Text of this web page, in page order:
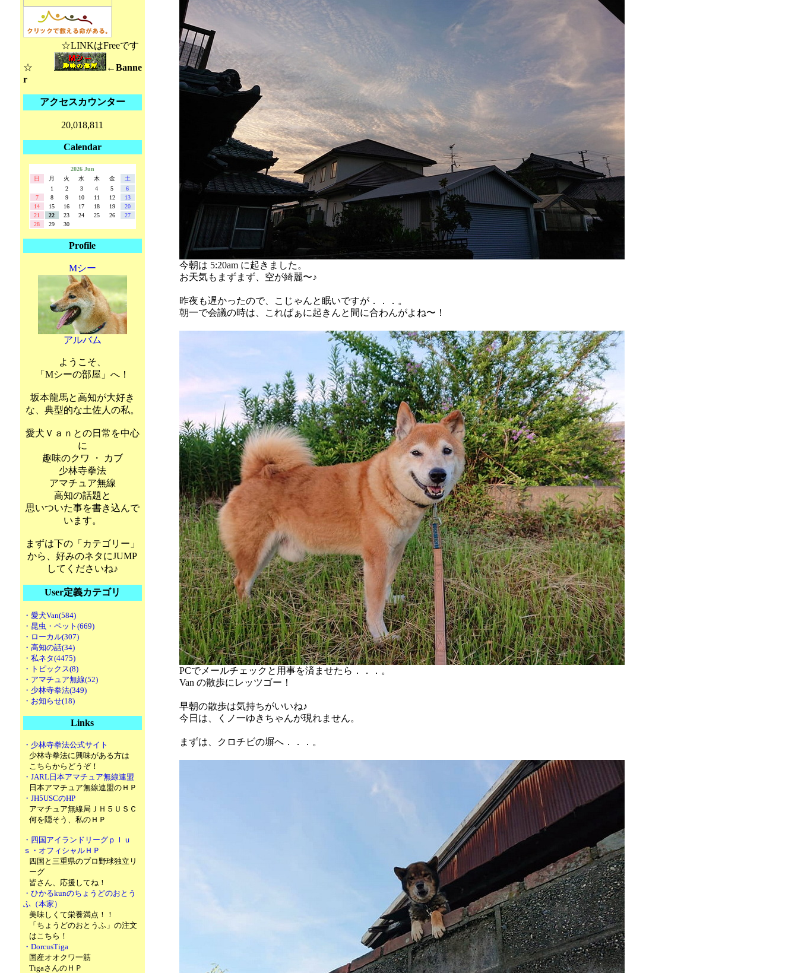
☆LINKはFreeです
☆
←Banne
r
アクセスカウンター
20,018,811
Calendar
2026 Jun
日
月 火 水 木 金
土
1
2 3 4 5
6
7
8 9 10 11 12
13
14
15 16 17 18 19
20
21
22 23 24 25 26
27
28
29 30
Profile
Mシー
アルバム
ようこそ、
「Mシーの部屋」へ！
坂本龍馬と高知が大好き
な、典型的な土佐人の私。
愛犬Ｖａｎとの日常を中心
に
趣味のクワ ・ カブ
少林寺拳法
アマチュア無線
高知の話題と
思いついた事を書き込んで
います。
まずは下の「カテゴリー」
から、好みのネタにJUMP
してくださいね♪
User定義カテゴリ
・愛犬Van(584)
・昆虫・ペット(669)
・ローカル(307)
・高知の話(34)
・私ネタ(4475)
・トピックス(8)
・アマチュア無線(52)
・少林寺拳法(349)
・お知らせ(18)
Links
・少林寺拳法公式サイト
少林寺拳法に興味がある方は
こちらからどうぞ！
・JARL日本アマチュア無線連盟
日本アマチュア無線連盟のＨＰ
・JH5USCのHP
アマチュア無線局ＪＨ５ＵＳＣ
何を隠そう、私のＨＰ
・四国アイランドリーグｐｌｕ
ｓ・オフィシャルＨＰ
四国と三重県のプロ野球独立リ
ーグ
皆さん、応援してね！
・ひかるkunのちょうどのおとう
ふ（本家）
美味しくて栄養満点！！
「ちょうどのおとうふ」の注文
はこちら！
・DorcusTiga
国産オオクワ一筋
TigaさんのＨＰ
今朝は 5:20am に起きました。
お天気もまずまず、空が綺麗〜♪
昨夜も遅かったので、こじゃんと眠いですが．．．。
朝一で会議の時は、こればぁに起きんと間に合わんがよね〜！
PCでメールチェックと用事を済ませたら．．．。
Van の散歩にレッツゴー！
早朝の散歩は気持ちがいいね♪
今日は、くノ一ゆきちゃんが現れません。
まずは、クロチビの塀へ．．．。